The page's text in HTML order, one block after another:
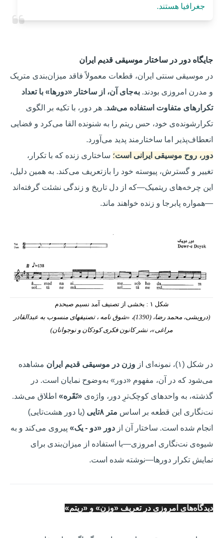
جغرافیا هستند.
جایگاه دور در ساختار موسیقی قدیم ایران
در موسیقی سنتی ایران، قطعات معمولاً فاقد میزان‌بندی متریک
و مدرن امروزی بودند. به‌جای آن، از ساختار «دورها» با تعداد
تکرارهای متفاوت استفاده می‌شد. هر دور، با تکیه بر الگوی
تکرارشونده‌ی خود، حس ریتم را به شنونده القا می‌کرد و فضایی
انعطاف‌پذیر اما ساختارمند پدید می‌آورد.
دور، روح موسیقی ایرانی است؛ ساختاری زنده که با تکرار،
تغییر و گسترش، پیوسته خود را بازتعریف می‌کند. به همین دلیل،
این چرخه‌های ریتمیک—که از دل تاریخ و زندگی نشئت گرفته‌اند
—همواره پابرجا و زنده خواهند ماند.
شکل ۱ : بخشی از تصنیف آمد نسیم صبح­دم
(درویشی، محمد رضا، (1390)، «شوق نامه ، تصنیف­های منسوب به عبدالقادر
مراغی»، نشر کانون فکری کودکان و نوجوانان)
در شکل (۱)، نمونه‌ای از وزن در موسیقی قدیم ایران مشاهده
می‌شود که در آن، مفهوم «دور» به‌وضوح نمایان است. در
گذشته، به واحدهای کوچک‌ترِ دور، واژه‌ی «نَقَره» اطلاق می‌شد.
نت‌نگاری این قطعه بر اساس متر ۸تایی
(یا دور هشت‌تایی)
انجام شده است. ساختار آن از دور «دو - یک» پیروی می‌کند و به
شیوه‌ی نت‌نگاری امروزی—با استفاده از میزان‌بندی برای
نمایش تکرار دورها—نوشته شده است.
دیدگاه‌های امروزی در تعریف «وزن» و «ریتم»